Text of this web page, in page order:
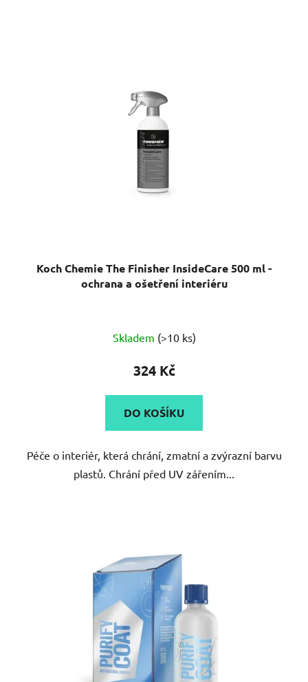
Koch Chemie The Finisher InsideCare 500 ml -
ochrana a ošetření interiéru
hodnocení
produktu
5,0
z
hvězdiček.
Skladem (>10 ks)
324 Kč
DO KOŠÍKU
Péče o interiér, která chrání, zmatní a zvýrazní barvu
plastů. Chrání před UV zářením...